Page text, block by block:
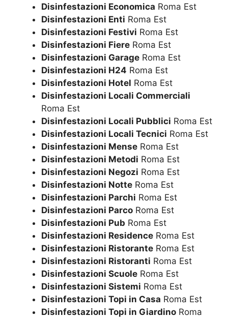
Disinfestazioni Economica Roma Est
Disinfestazioni Enti Roma Est
Disinfestazioni Festivi Roma Est
Disinfestazioni Fiere Roma Est
Disinfestazioni Garage Roma Est
Disinfestazioni H24 Roma Est
Disinfestazioni Hotel Roma Est
Disinfestazioni Locali Commerciali
Roma Est
Disinfestazioni Locali Pubblici Roma Est
Disinfestazioni Locali Tecnici Roma Est
Disinfestazioni Mense Roma Est
Disinfestazioni Metodi Roma Est
Disinfestazioni Negozi Roma Est
Disinfestazioni Notte Roma Est
Disinfestazioni Parchi Roma Est
Disinfestazioni Parco Roma Est
Disinfestazioni Pub Roma Est
Disinfestazioni Residence Roma Est
Disinfestazioni Ristorante Roma Est
Disinfestazioni Ristoranti Roma Est
Disinfestazioni Scuole Roma Est
Disinfestazioni Sistemi Roma Est
Disinfestazioni Topi in Casa Roma Est
Disinfestazioni Topi in Giardino Roma